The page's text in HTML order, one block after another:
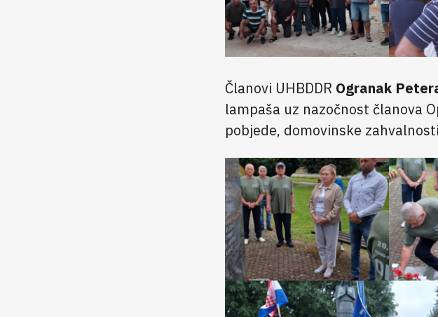
Članovi UHBDDR Ogranak
lampaša uz nazočnost članova
pobjede, domovinske